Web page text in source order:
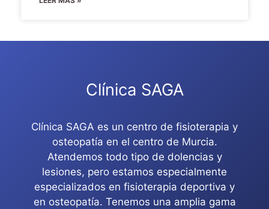
Clínica SAGA
Clínica SAGA es un centro de fisioterapia y
osteopatía en el centro de Murcia.
Atendemos todo tipo de dolencias y
lesiones, pero estamos especialmente
especializados en fisioterapia deportiva y
en osteopatía. Tenemos una amplia gama